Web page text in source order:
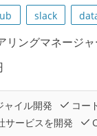
slack
リングマネージャ
イル開発 コー
サービスを開発